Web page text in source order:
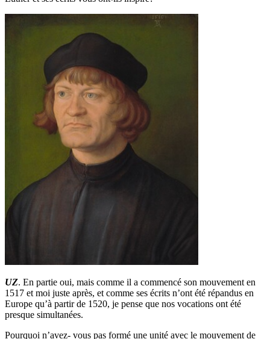
UZ. En partie oui, mais comme il a commencé son mouvement en
1517 et moi juste après, et comme ses écrits n’ont été répandus en
Europe qu’à partir de 1520, je pense que nos vocations ont été
presque simultanées.
Pourquoi n’avez- vous pas formé une unité avec le mouvement de